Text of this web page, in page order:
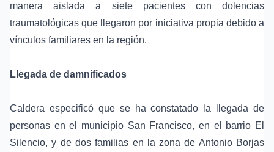
manera aislada a siete pacientes con dolencias
traumatológicas que llegaron por iniciativa propia debido a
vínculos familiares en la región.
Llegada de damnificados
Caldera especificó que se ha constatado la llegada de
personas en el municipio San Francisco, en el barrio El
Silencio, y de dos familias en la zona de Antonio Borjas